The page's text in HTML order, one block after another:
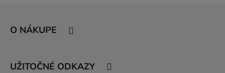
O NÁKUPE
UŽITOČNÉ ODKAZY